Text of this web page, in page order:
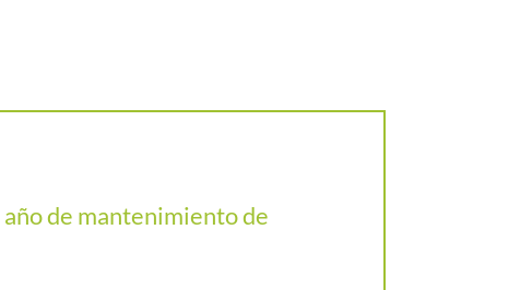
de mantenimiento de